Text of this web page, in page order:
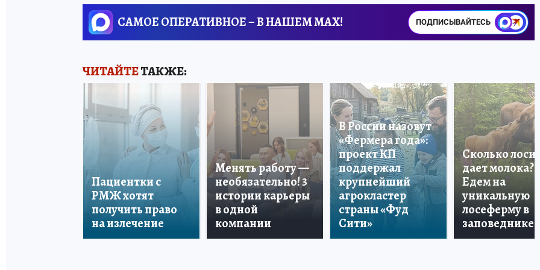
САМОЕ ОПЕРАТИВНОЕ – В НАШЕМ MAX! ПОДПИСЫВАЙТЕСЬ
ЧИТАЙТЕТАКЖЕ:
Пациентки с
РМЖ хотят
получить право
на излечение
Менять работу —
необязательно! 3
истории карьеры
в одной
компании
В России назовут
«Фермера года»:
проект КП
поддержал
крупнейший
агрокластер
страны «Фуд
Сити»
Сколько лосиха
дает молока?
Едем на
уникальную
лосеферму в
заповеднике!